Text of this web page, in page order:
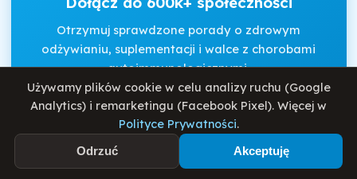
Otrzymuj sprawdzone porady o zdrowym
odżywianiu, suplementacji i walce z chorobami
autoimmunologicznymi.
AkceptujęRegulamin iPolitykę Prywatności.
Zapisz się
Używamy plików cookie w celu analizy ruchu (Google
Analytics) i remarketingu (Facebook Pixel). Więcej w
Polityce Prywatności.
Odrzuć Akceptuję